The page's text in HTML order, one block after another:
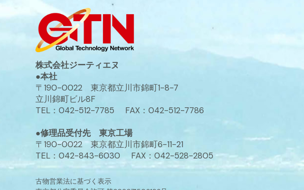
株式会社ジーティエヌ
●本社
〒190-0022 東京都立川市錦町1-8-7
立川錦町ビル8F
TEL：042-512-7785 FAX：042-512-7786
●修理品受付先 東京工場
〒190-0022 東京都立川市錦町6-11-21
TEL：042-843-6030 FAX：042-528-2805
古物営業法に基づく表示